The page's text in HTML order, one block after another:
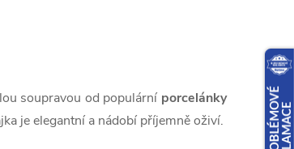
soupravou od populární porcelánky
je elegantní a nádobí příjemně oživí.